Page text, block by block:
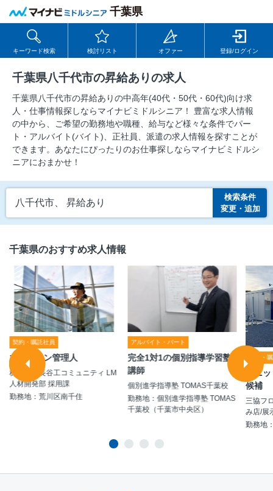
千葉県
キーワード検索 検討リスト オファー 登録/ログイン
千葉県八千代市の昇給ありの求人
千葉県八千代市の昇給ありの中⾼年(40代・50代・60代)向け求
⼈・仕事情報探しならマイナビミドルシニア！ 豊富な求人情報
の中から、ご希望の勤務地や職種、給与など様々な条件でパー
ト・アルバイト(バイト)、正社員、派遣の求人情報を探すことが
できます。あなたにぴったりのお仕事探しならマイナビミドルシ
ニアにおまかせ！
八千代市、 昇給あり
検索条件
変更・追加
千葉県のおすすめ求人情報
契約・嘱託社員
マンション管理人
株式会社長谷工コミュニティ LM
人材開発部 採用課
勤務地：荒川区南千住
アルバイト・パート
完全1対1の個別指導学習塾
講師
個別進学指導塾 TOMAS千葉校
勤務地：個別進学指導塾 TOMAS
千葉校（千葉市中央区）
契約・
ユニ
候補
三協フ
み店/展
勤務地